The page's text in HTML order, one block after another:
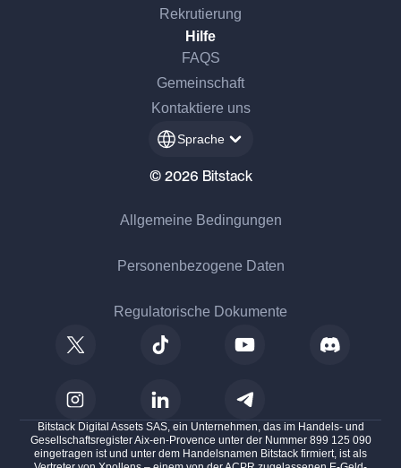
Rekrutierung
Hilfe
FAQS
Gemeinschaft
Kontaktiere uns
Sprache
© 2026 Bitstack
Allgemeine Bedingungen
Personenbezogene Daten
Regulatorische Dokumente
Bitstack Digital Assets SAS, ein Unternehmen, das im Handels- und
Gesellschaftsregister Aix-en-Provence unter der Nummer 899 125 090
eingetragen ist und unter dem Handelsnamen Bitstack firmiert, ist als